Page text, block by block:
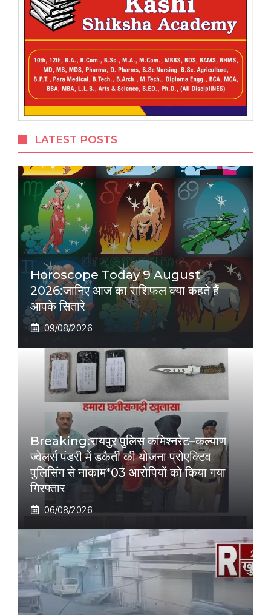
LATEST POSTS
Horoscope Today 9 August
2026:जानिए आज का राशिफल क्या कहते हैं
आपके सितारे
09/08/2026
Breaking:रायपुर पुलिस कमिश्नरेट–कल्याण
ज्वेलर्स पंडरी में डकैती की योजना प्रोएक्टिव
पुलिसिंग से नाकाम*03 आरोपियों को किया गया
गिरफ्तार
06/08/2026